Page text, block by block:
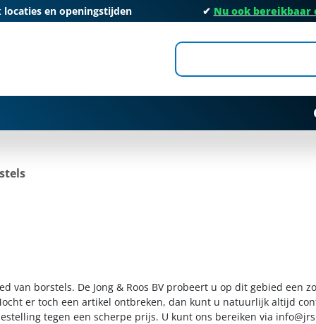
locaties en openingstijden ✔ Nu ook bereikbaar
van borstels. De Jong & Roos BV probeert u op dit gebied een
er toch een artikel ontbreken, dan kunt u natuurlijk altijd
tegen een scherpe prijs. U kunt ons bereiken via